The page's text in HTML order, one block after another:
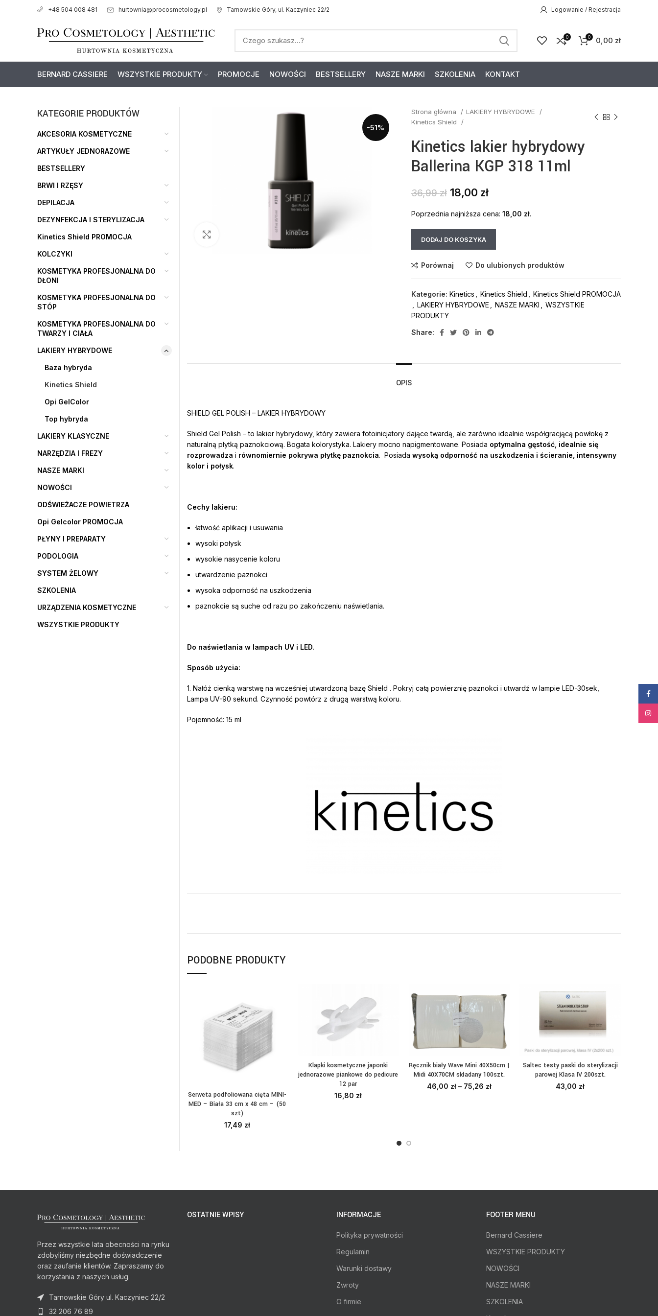
+48 504 008 481 hurtownia@procosmetology.pl Tarnowskie Góry, ul. Kaczyniec 22/2 Logowanie / Rejestracja
0 0 0,00 zł
BERNARD CASSIERE WSZYSTKIE PRODUKTY PROMOCJE NOWOŚCI BESTSELLERY NASZE MARKI SZKOLENIA KONTAKT
-51%
Strona główna
LAKIERY HYBRYDOWE
Kinetics Shield
Kinetics lakier hybrydowy
Ballerina KGP 318 11ml
36,99zł 18,00 zł
Poprzednia najniższa cena: 18,00 zł.
DODAJ DO KOSZYKA
Porównaj Do ulubionych produktów
Kategorie: Kinetics Kinetics Shield
Kinetics Shield PROMOCJA
LAKIERY HYBRYDOWE NASZE MARKI
WSZYSTKIE
PRODUKTY
Share:
OPIS
SHIELD GEL POLISH – LAKIER HYBRYDOWY
Shield Gel Polish – to lakier hybrydowy, który zawiera fotoinicjatory dające twardą, ale zarówno idealnie współgracjącą powłokę z
naturalną płytką paznokciową. Bogata kolorystyka. Lakiery mocno napigmentowane. Posiada optymalna gęstość, idealnie się
rozprowadza i równomiernie pokrywa płytkę paznokcia. Posiada wysoką odporność na uszkodzenia i ścieranie, intensywny
kolor i połysk.
Cechy lakieru:
łatwość aplikacji i usuwania
wysoki połysk
wysokie nasycenie koloru
utwardzenie paznokci
wysoka odporność na uszkodzenia
paznokcie są suche od razu po zakończeniu naświetlania.
Do naświetlania w lampach UV i LED.
Sposób użycia:
1. Nałóż cienką warstwę na wcześniej utwardzoną bazę Shield . Pokryj całą powierznię paznokci i utwardź w lampie LED-30sek,
Lampa UV-90 sekund. Czynność powtórz z drugą warstwą koloru.
Pojemność: 15 ml
PODOBNE PRODUKTY
DODAJ DO KOSZYKA
Serweta podfoliowana cięta MINI-
MED – Biała 33 cm x 48 cm – (50
szt)
17,49 zł
DODAJ DO KOSZYKA
Klapki kosmetyczne japonki
jednorazowe piankowe do pedicure
12 par
16,80 zł
WYBIERZ OPCJE
Ręcznik biały Wave Mini 40X50cm |
Midi 40X70CM składany 100szt.
46,00 zł – 75,26 zł
DODAJ DO KOSZYKA
Saltec testy paski do sterylizacji
parowej Klasa IV 200szt.
43,00 zł
KATEGORIE PRODUKTÓW
AKCESORIA KOSMETYCZNE
ARTYKUŁY JEDNORAZOWE
BESTSELLERY
BRWI I RZĘSY
DEPILACJA
DEZYNFEKCJA I STERYLIZACJA
Kinetics Shield PROMOCJA
KOLCZYKI
KOSMETYKA PROFESJONALNA DO
DŁONI
KOSMETYKA PROFESJONALNA DO
STÓP
KOSMETYKA PROFESJONALNA DO
TWARZY I CIAŁA
LAKIERY HYBRYDOWE
Baza hybryda
Kinetics Shield
Opi GelColor
Top hybryda
LAKIERY KLASYCZNE
NARZĘDZIA I FREZY
NASZE MARKI
NOWOŚCI
ODŚWIEŻACZE POWIETRZA
Opi Gelcolor PROMOCJA
PŁYNY I PREPARATY
PODOLOGIA
SYSTEM ŻELOWY
SZKOLENIA
URZĄDZENIA KOSMETYCZNE
WSZYSTKIE PRODUKTY
Przez wszystkie lata obecności na rynku
zdobyliśmy niezbędne doświadczenie
oraz zaufanie klientów. Zapraszamy do
korzystania z naszych usług.
Tarnowskie Góry ul. Kaczyniec 22/2
32 206 76 89
OSTATNIE WPISY INFORMACJE
Polityka prywatności
Regulamin
Warunki dostawy
Zwroty
O firmie
FOOTER MENU
Bernard Cassiere
WSZYSTKIE PRODUKTY
NOWOŚCI
NASZE MARKI
SZKOLENIA